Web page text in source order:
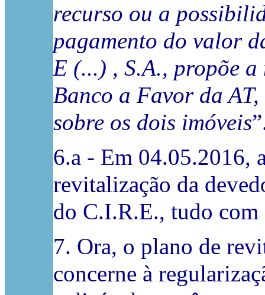
recurso ou a
pagamento do valor
E (...) , S.A., propõe
Banco a Favor da
sobre os dois imóveis
6.a - Em 04.05.2016,
revitalização da
do C.I.R.E., tudo com
7. Ora, o plano de
concerne à